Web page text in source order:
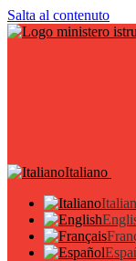
Salta al contenuto
Italiano